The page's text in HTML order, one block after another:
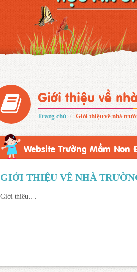
Giới thiệu về
Trang chủ Giới thiệu về nhà
Website Trường Mầm Non
GIỚI THIỆU VỀ NHÀ
Giới thiệu….